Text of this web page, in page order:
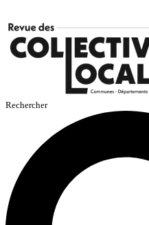
Rechercher